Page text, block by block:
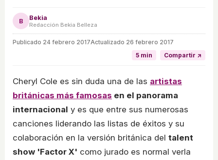
B Bekia
Redacción Bekia Belleza
Publicado 24 febrero 2017Actualizado 26 febrero 2017
5 min
Compartir ↗
Cheryl Cole es sin duda una de las artistas
británicas más famosas en el panorama
internacional y es que entre sus numerosas
canciones liderando las listas de éxitos y su
colaboración en la versión británica del talent
show 'Factor X' como jurado es normal verla